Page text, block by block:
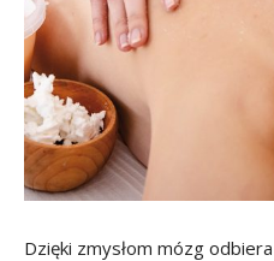
Dzięki zmysłom mózg